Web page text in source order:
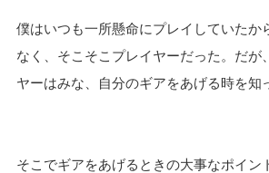
僕はいつも一所懸命にプレイしていたか
なく、そこそこプレイヤーだった。だが
ヤーはみな、自分のギアをあげる時を知
そこでギアをあげるときの大事なポイン